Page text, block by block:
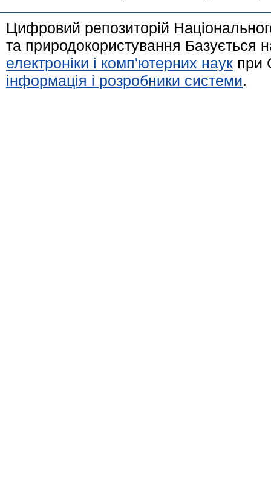
Цифровий репозиторій
та природокористування Базується
електроніки і комп'ютерних наук при
інформація і розробники системи.